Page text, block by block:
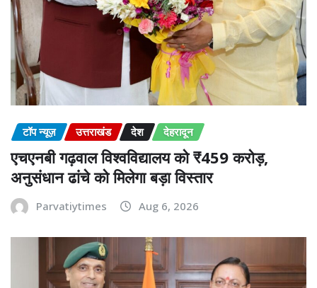
टॉप न्यूज़ उत्तराखंड देश देहरादून
एचएनबी गढ़वाल विश्वविद्यालय को ₹459 करोड़,
अनुसंधान ढांचे को मिलेगा बड़ा विस्तार
Parvatiytimes Aug 6, 2026